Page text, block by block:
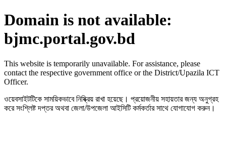
Domain is not available:
bjmc.portal.gov.bd
This website is temporarily unavailable. For assistance, please
contact the respective government office or the District/Upazila ICT
Officer.
ওয়েবসাইটটিকে সাময়িকভাবে নিষ্ক্রিয় রাখা হয়েছে। প্রয়োজনীয় সহায়তার জন্য অনুগ্রহ
করে সংশ্লিষ্ট দপ্তর অথবা জেলা/উপজেলা আইসিটি কর্মকর্তার সাথে যোগাযোগ করুন।